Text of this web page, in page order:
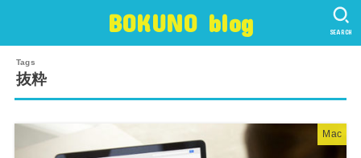
BOKUNO blog SEARCH
抜粋
Mac